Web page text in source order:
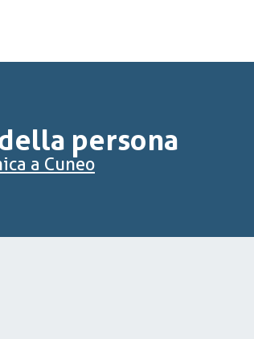
persona
a Cuneo